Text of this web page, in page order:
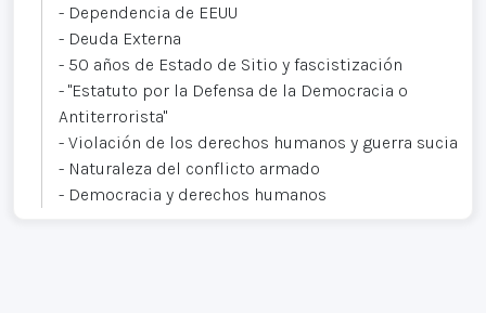
- Dependencia de EEUU
- Deuda Externa
- 50 años de Estado de Sitio y fascistización
- "Estatuto por la Defensa de la Democracia o
Antiterrorista"
- Violación de los derechos humanos y guerra sucia
- Naturaleza del conflicto armado
- Democracia y derechos humanos